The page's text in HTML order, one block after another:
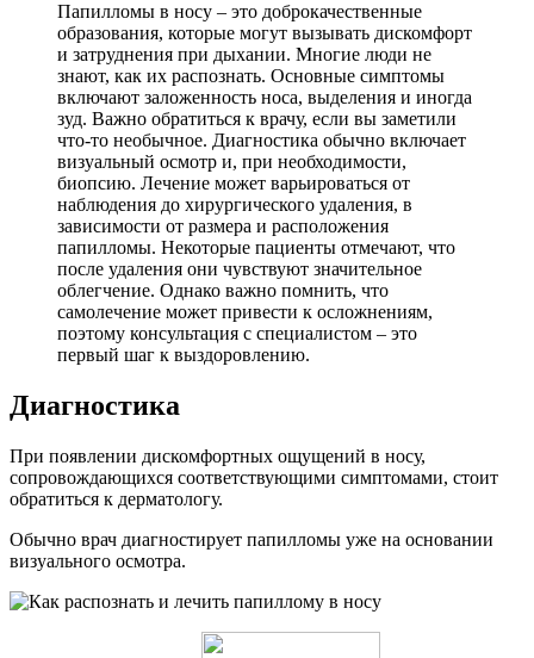
Папилломы в носу – это доброкачественные
образования, которые могут вызывать дискомфорт
и затруднения при дыхании. Многие люди не
знают, как их распознать. Основные симптомы
включают заложенность носа, выделения и иногда
зуд. Важно обратиться к врачу, если вы заметили
что-то необычное. Диагностика обычно включает
визуальный осмотр и, при необходимости,
биопсию. Лечение может варьироваться от
наблюдения до хирургического удаления, в
зависимости от размера и расположения
папилломы. Некоторые пациенты отмечают, что
после удаления они чувствуют значительное
облегчение. Однако важно помнить, что
самолечение может привести к осложнениям,
поэтому консультация с специалистом – это
первый шаг к выздоровлению.
Диагностика
При появлении дискомфортных ощущений в носу,
сопровождающихся соответствующими симптомами, стоит
обратиться к дерматологу.
Обычно врач диагностирует папилломы уже на основании
визуального осмотра.